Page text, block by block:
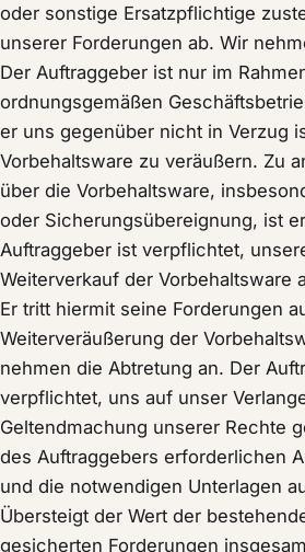
oder sonstige Ersatzpflichtige
unserer Forderungen ab. Wir
Der Auftraggeber ist nur im
ordnungsgemäßen
er uns gegenüber nicht in Verzug
Vorbehaltsware zu veräußern. Zu
über die Vorbehaltsware,
oder Sicherungsübereignung, ist
Auftraggeber ist verpflichtet,
Weiterverkauf der Vorbehaltsware
Er tritt hiermit seine Forderungen
Weiterveräußerung der
nehmen die Abtretung an. Der
verpflichtet, uns auf unser
Geltendmachung unserer Rechte
des Auftraggebers erforderlichen
und die notwendigen Unterlagen
Übersteigt der Wert der
gesicherten Forderungen